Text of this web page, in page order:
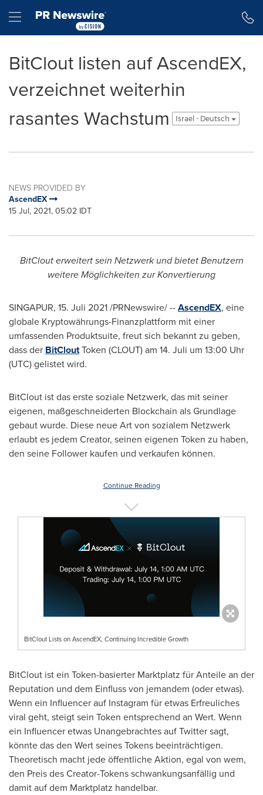
Hamburger menu
BitClout listen auf AscendEX,
verzeichnet weiterhin
rasantes Wachstum
Israel - Deutsch
NEWS PROVIDED BY
AscendEX
15 Jul, 2021, 05:02 IDT
BitClout erweitert sein Netzwerk und bietet Benutzern
weitere Möglichkeiten zur Konvertierung
SINGAPUR, 15. Juli 2021 /PRNewswire/ --AscendEX, eine
globale Kryptowährungs-Finanzplattform mit einer
umfassenden Produktsuite, freut sich bekannt zu geben,
dass der BitCloutToken (CLOUT) am 14. Juli um 13:00 Uhr
(UTC) gelistet wird.
BitClout ist das erste soziale Netzwerk, das mit seiner
eigenen, maßgeschneiderten Blockchain als Grundlage
gebaut wurde. Diese neueArt von sozialem Netzwerk
erlaubt es jedem Creator, seinen eigenen Token zu haben,
den seine Follower kaufen und verkaufen können.
Continue Reading
BitClout Lists on AscendEX, Continuing Incredible Growth
BitClout ist ein Token-basierter Marktplatz für Anteile an der
Reputation und dem Einfluss von jemandem (oder etwas).
Wenn ein Influencer auf Instagram für etwas Erfreuliches
viral geht, steigt sein Token entsprechend an Wert. Wenn
ein Influencer etwas Unangebrachtes auf Twitter sagt,
könnte das den Wert seines Tokens beeinträchtigen.
Theoretisch macht jede öffentliche Aktion, egal von wem,
den Preis des Creator-Tokens schwankungsanfällig und
damit auf dem Marktplatz handelbar.